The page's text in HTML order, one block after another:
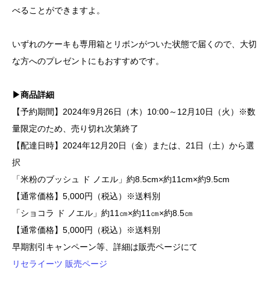
べることができますよ。
いずれのケーキも専用箱とリボンがついた状態で届くので、大切
な方へのプレゼントにもおすすめです。
▶商品詳細
【予約期間】2024年9月26日（木）10:00～12月10日（火）※数
量限定のため、売り切れ次第終了
【配達日時】2024年12月20日（金）または、21日（土）から選
択
「米粉のブッシュ ド ノエル」約8.5cm×約11cm×約9.5cm
【通常価格】5,000円（税込）※送料別
「ショコラ ド ノエル」約11㎝×約11㎝×約8.5㎝
【通常価格】5,000円（税込）※送料別
早期割引キャンペーン等、詳細は販売ページにて
リセライーツ 販売ページ